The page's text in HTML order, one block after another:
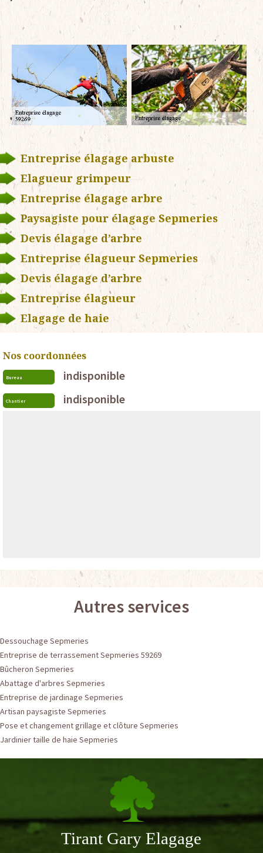
Entreprise élagage arbuste
Elagueur grimpeur
Entreprise élagage arbre
Paysagiste pour élagage Sepmeries
Devis élagage d’arbre
Entreprise élagueur Sepmeries
Devis élagage d’arbre
Entreprise élagueur
Elagage de haie
Nos coordonnées
Bureau indisponible
Chantier indisponible
Autres services
Dessouchage Sepmeries
Entreprise de terrassement Sepmeries 59269
Bûcheron Sepmeries
Abattage d'arbres Sepmeries
Entreprise de jardinage Sepmeries
Artisan paysagiste Sepmeries
Pose et changement grillage et clôture Sepmeries
Jardinier taille de haie Sepmeries
Tirant Gary Elagage